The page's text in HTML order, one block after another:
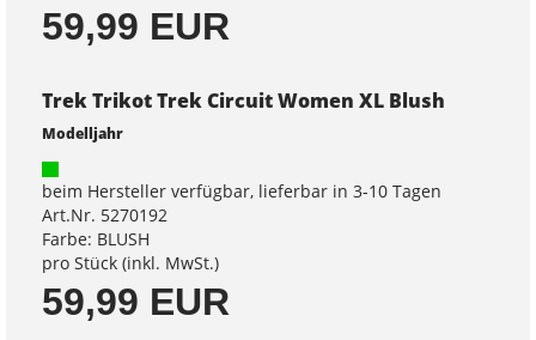
59,99 EUR
Trek Trikot Trek Circuit Women XL Blush
Modelljahr
beim Hersteller verfügbar, lieferbar in 3-10 Tagen
Art.Nr. 5270192
Farbe: BLUSH
pro Stück (inkl. MwSt.)
59,99 EUR